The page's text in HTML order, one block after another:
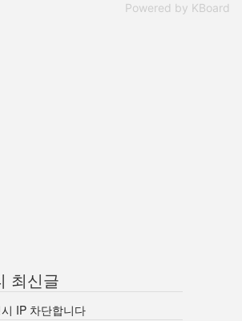
Powered by KBoard
최신글
IP 차단합니다